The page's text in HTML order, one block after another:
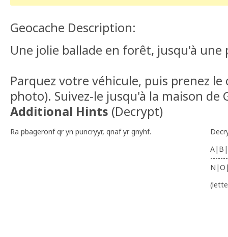
Geocache Description:
Une jolie ballade en forêt, jusqu'à une
Parquez votre véhicule, puis prenez
photo). Suivez-le jusqu'à la maison de
Additional Hints (Decrypt)
Ra pbageronf qr yn puncryyr, qnaf yr gnyhf.